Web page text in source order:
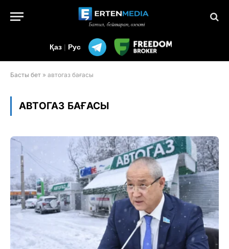
Қаз | Рус
Басты бет » автогаз бағасы
АВТОГАЗ БАҒАСЫ